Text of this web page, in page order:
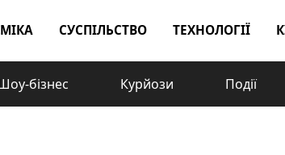
СУСПІЛЬСТВО ТЕХНОЛОГІЇ
бізнес Курйози Події